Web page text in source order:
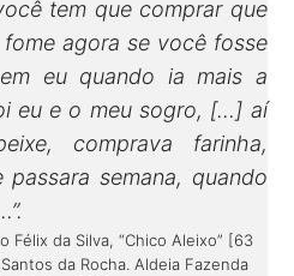
tem que comprar que
agora se você fosse
eu quando ia mais a
eu e o meu sogro, […] aí
comprava farinha,
semana, quando
Félix da Silva, “Chico Aleixo” [63
da Rocha. Aldeia Fazenda